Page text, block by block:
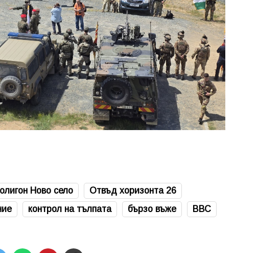
Ново село
Отвъд хоризонта 26
контрол на тълпата бързо въже
ВВС